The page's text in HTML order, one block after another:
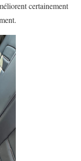
certainement